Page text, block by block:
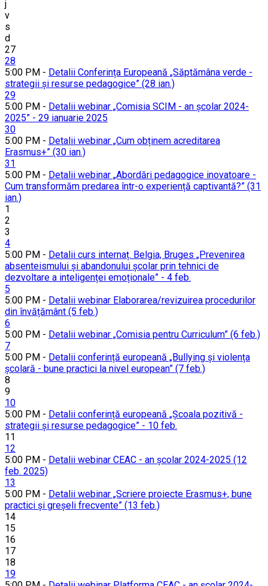
j
v
s
d
27
28
5:00 PM - Detalii Conferința Europeană „Săptămâna verde -
strategii și resurse pedagogice” (28 ian.)
29
5:00 PM - Detalii webinar „Comisia SCIM - an școlar 2024-
2025” - 29 ianuarie 2025
30
5:00 PM - Detalii webinar „Cum obținem acreditarea
Erasmus+” (30 ian.)
31
5:00 PM - Detalii webinar „Abordări pedagogice inovatoare -
Cum transformăm predarea într-o experiență captivantă?” (31
ian.)
1
2
3
4
5:00 PM - Detalii curs internaț. Belgia, Bruges „Prevenirea
absenteismului și abandonului școlar prin tehnici de
dezvoltare a inteligenței emoționale” - 4 feb.
5
5:00 PM - Detalii webinar Elaborarea/revizuirea procedurilor
din învățământ (5 feb.)
6
5:00 PM - Detalii webinar „Comisia pentru Curriculum” (6 feb.)
7
5:00 PM - Detalii conferință europeană „Bullying și violența
școlară - bune practici la nivel european” (7 feb.)
8
9
10
5:00 PM - Detalii conferință europeană „Școala pozitivă -
strategii și resurse pedagogice” - 10 feb.
11
12
5:00 PM - Detalii webinar CEAC - an școlar 2024-2025 (12
feb. 2025)
13
5:00 PM - Detalii webinar „Scriere proiecte Erasmus+, bune
practici și greșeli frecvente” (13 feb.)
14
15
16
17
18
19